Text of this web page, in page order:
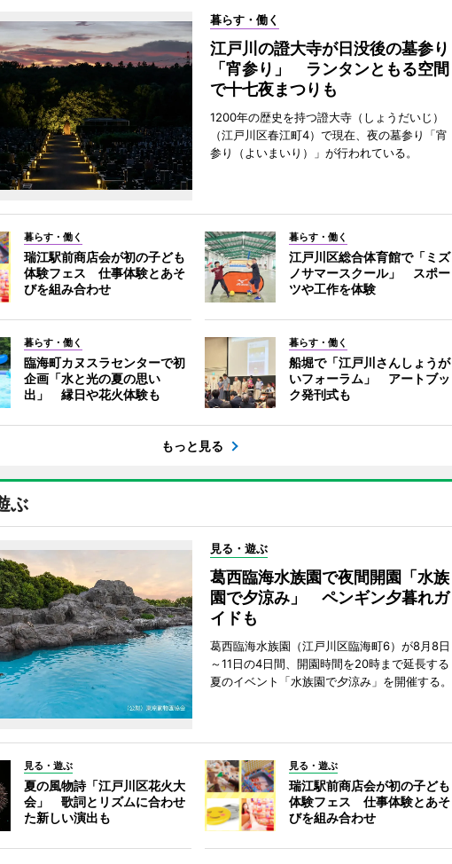
暮らす・働く
江戸川の證大寺が日没後の墓参り
「宵参り」 ランタンともる空間
で十七夜まつりも
1200年の歴史を持つ證大寺（しょうだいじ）
（江戸川区春江町4）で現在、夜の墓参り「宵
参り（よいまいり）」が行われている。
暮らす・働く
瑞江駅前商店会が初の子ども
体験フェス 仕事体験とあそ
びを組み合わせ
暮らす・働く
江戸川区総合体育館で「ミズ
ノサマースクール」 スポー
ツや工作を体験
暮らす・働く
臨海町カヌスラセンターで初
企画「水と光の夏の思い
出」 縁日や花火体験も
暮らす・働く
船堀で「江戸川さんしょうが
いフォーラム」 アートブッ
ク発刊式も
もっと見る
ぶ
見る・遊ぶ
葛西臨海水族園で夜間開園「水族
園で夕涼み」 ペンギン夕暮れガ
イドも
葛西臨海水族園（江戸川区臨海町6）が8月8日
～11日の4日間、開園時間を20時まで延長する
夏のイベント「水族園で夕涼み」を開催する。
見る・遊ぶ
夏の風物詩「江戸川区花火大
会」 歌詞とリズムに合わせ
た新しい演出も
見る・遊ぶ
瑞江駅前商店会が初の子ども
体験フェス 仕事体験とあそ
びを組み合わせ